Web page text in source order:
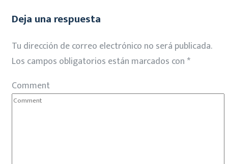
Deja una respuesta
Tu dirección de correo electrónico no será publicada.
Los campos obligatorios están marcados con *
Comment